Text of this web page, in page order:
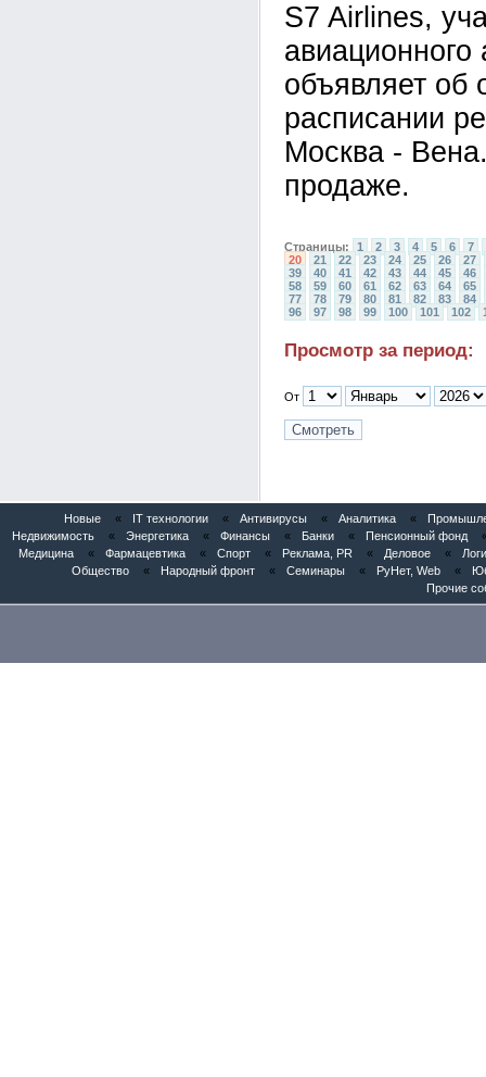
S7 Airlines,
объявляет об
расписании
Москва -
продаже.
Страницы: 1 2 3 4 5 6
7
20
21 22 23 24 25 26
27
39
40 41 42 43 44 45
46
58
59 60 61 62 63 64
65
77
78 79 80 81 82 83
84
96
97 98 99 100 101 102
Просмотр за период:
От
Новые « IT технологии « Антивирусы « Аналитика «
Недвижимость
« Энергетика « Финансы « Банки « Пенсионный фонд
Медицина
« Фармацевтика « Спорт « Реклама, PR « Деловое «
Общество
« Народный фронт « Семинары « РуНет, Web «
Прочие